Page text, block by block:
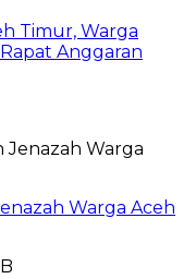
Timur, Warga
Anggaran
Warga Aceh